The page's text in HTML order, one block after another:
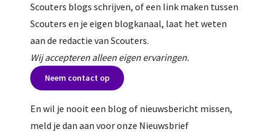
Scouters blogs schrijven, of een link maken tussen
Scouters en je eigen blogkanaal, laat het weten
aan de redactie van Scouters.
Wij accepteren alleen eigen ervaringen.
Neem contact op
En wil je nooit een blog of nieuwsbericht missen,
meld je dan aan voor onze Nieuwsbrief